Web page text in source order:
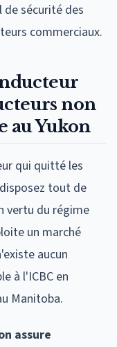
de sécurité des
commerciaux.
non
au Yukon
qui quitté les
tout de
vertu du régime
un marché
aucun
à l'ICBC en
Manitoba.
assure